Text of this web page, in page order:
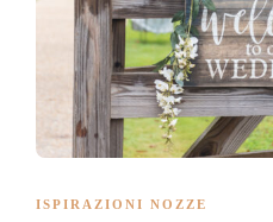
ISPIRAZIONI NOZZE